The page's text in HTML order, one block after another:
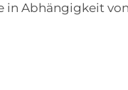
Abhängigkeit